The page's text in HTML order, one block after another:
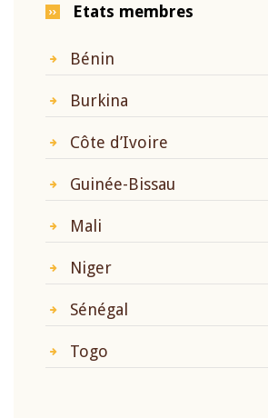
Etats membres
Bénin
Burkina
Côte d’Ivoire
Guinée-Bissau
Mali
Niger
Sénégal
Togo